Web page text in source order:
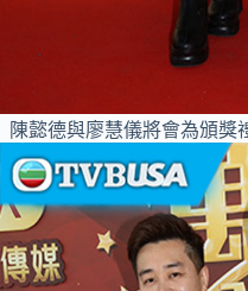
陳懿德與廖慧儀將會為頒獎